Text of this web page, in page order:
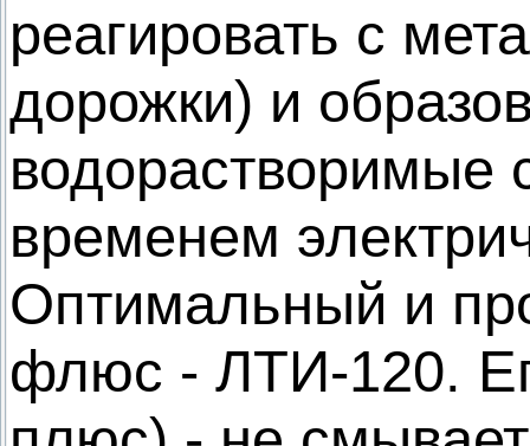
реагировать с
дорожки) и
водорастворимые
временем
Оптимальный и
флюс - ЛТИ-120.